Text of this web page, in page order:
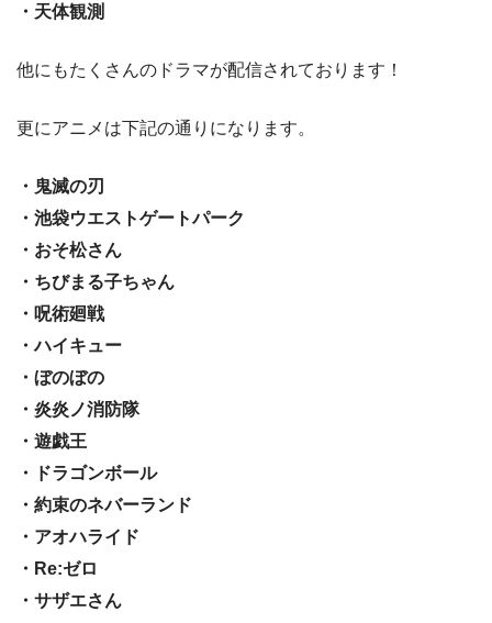
・天体観測
他にもたくさんのドラマが配信されております！
更にアニメは下記の通りになります。
・鬼滅の刃
・池袋ウエストゲートパーク
・おそ松さん
・ちびまる子ちゃん
・呪術廻戦
・ハイキュー
・ぼのぼの
・炎炎ノ消防隊
・遊戯王
・ドラゴンボール
・約束のネバーランド
・アオハライド
・Re:ゼロ
・サザエさん